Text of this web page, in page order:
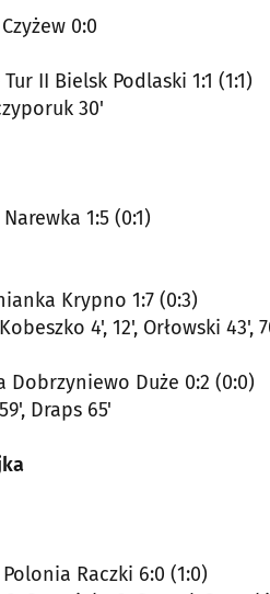
0:0
II Bielsk Podlaski 1:1 (1:1)
30'
1:5 (0:1)
Krypno 1:7 (0:3)
4', 12', Orłowski 43',
Dobrzyniewo Duże 0:2 (0:0)
Draps 65'
Raczki 6:0 (1:0)